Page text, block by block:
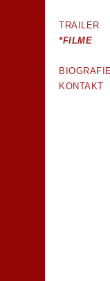
TRAILER
*FILME
KONTAKT